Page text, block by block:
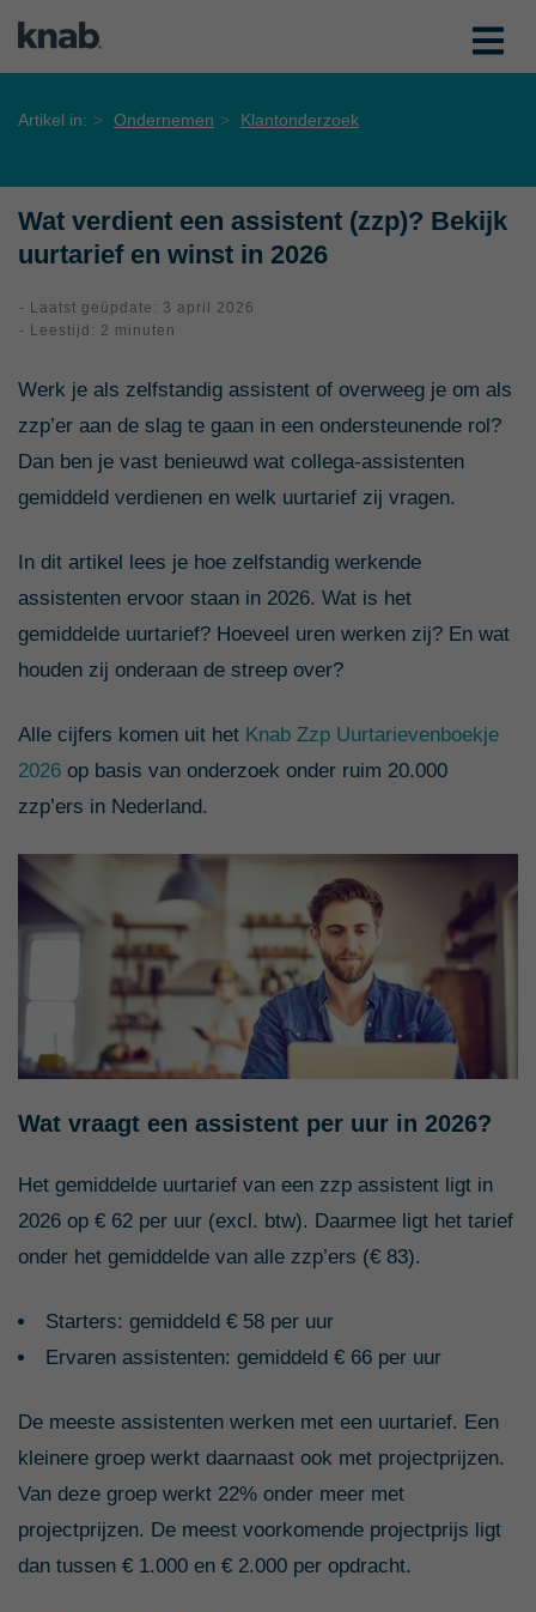
Artikel in: Ondernemen Klantonderzoek
Wat verdient een assistent (zzp)? Bekijk
uurtarief en winst in 2026
- Laatst geüpdate: 3 april 2026
- Leestijd: 2 minuten
Werk je als zelfstandig assistent of overweeg je om als
zzp’er aan de slag te gaan in een ondersteunende rol?
Dan ben je vast benieuwd wat collega-assistenten
gemiddeld verdienen en welk uurtarief zij vragen.
In dit artikel lees je hoe zelfstandig werkende
assistenten ervoor staan in 2026. Wat is het
gemiddelde uurtarief? Hoeveel uren werken zij? En wat
houden zij onderaan de streep over?
Alle cijfers komen uit het Knab Zzp Uurtarievenboekje
2026 op basis van onderzoek onder ruim 20.000
zzp’ers in Nederland.
Wat vraagt een assistent per uur in 2026?
Het gemiddelde uurtarief van een zzp assistent ligt in
2026 op € 62 per uur (excl. btw). Daarmee ligt het tarief
onder het gemiddelde van alle zzp’ers (€ 83).
Starters: gemiddeld € 58 per uur
Ervaren assistenten: gemiddeld € 66 per uur
De meeste assistenten werken met een uurtarief. Een
kleinere groep werkt daarnaast ook met projectprijzen.
Van deze groep werkt 22% onder meer met
projectprijzen. De meest voorkomende projectprijs ligt
dan tussen € 1.000 en € 2.000 per opdracht.